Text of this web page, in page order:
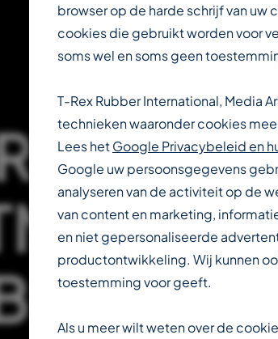
IN
browser op de harde schrijf van
cookies die gebruikt worden voor
soms wel en soms geen
T-Rex Rubber International, Media
technieken waaronder cookies
Lees hetGoogle Privacybeleid en
Google uw persoonsgegevens
analyseren van de activiteit op de
van content en marketing,
en niet gepersonaliseerde
productontwikkeling. Wij kunnen
toestemming voor geeft.
Als u meer wilt weten over de